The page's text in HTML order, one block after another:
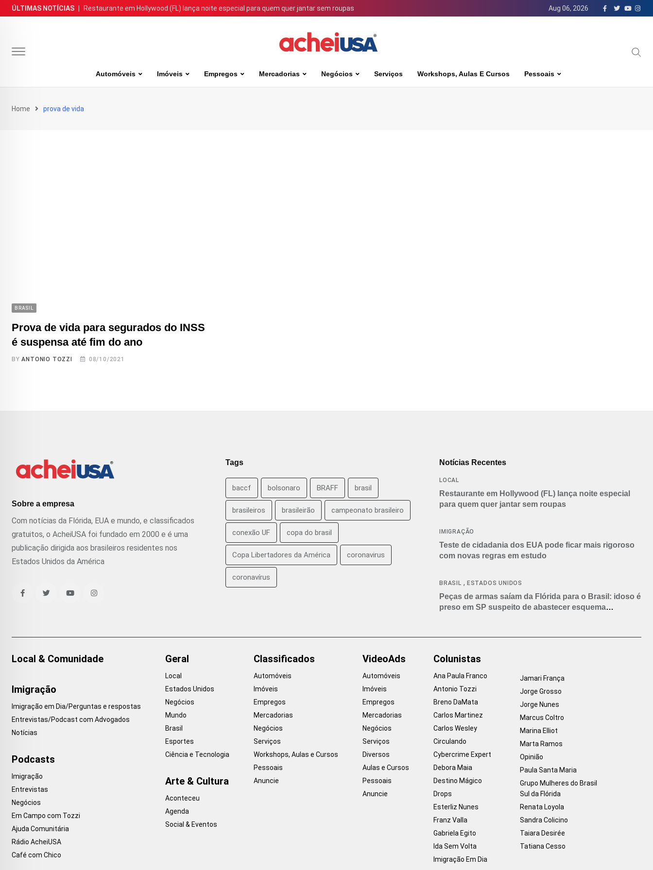
Skip
to
ÚLTIMAS NOTÍCIAS Restaurante em Hollywood (FL) lança noite especial para quem quer jantar sem roupas Aug 06, 2026
Automóveis Imóveis Empregos Mercadorias Negócios Serviços Workshops, Aulas E Cursos Pessoais
Home prova de vida
BRASIL
Prova de vida para segurados do INSS
é suspensa até fim do ano
BYANTONIO TOZZI 08/10/2021
Sobre a empresa
Com notícias da Flórida, EUA e mundo, e classificados
gratuitos, o AcheiUSA foi fundado em 2000 e é uma
publicação dirigida aos brasileiros residentes nos
Estados Unidos da América
Tags
baccf bolsonaro BRAFF brasil
brasileiros brasileirão campeonato brasileiro
conexão UF copa do brasil
Copa Libertadores da América coronavirus
coronavírus
Notícias Recentes
LOCAL
Restaurante em Hollywood (FL) lança noite especial
para quem quer jantar sem roupas
IMIGRAÇÃO
Teste de cidadania dos EUA pode ficar mais rigoroso
com novas regras em estudo
BRASIL , ESTADOS UNIDOS
Peças de armas saíam da Flórida para o Brasil: idoso é
preso em SP suspeito de abastecer esquema
Local & Comunidade
Imigração
Imigração em Dia/Perguntas e respostas
Entrevistas/Podcast com Advogados
Notícias
Podcasts
Imigração
Entrevistas
Negócios
Em Campo com Tozzi
Ajuda Comunitária
Rádio AcheiUSA
Café com Chico
Geral
Local
Estados Unidos
Negócios
Mundo
Brasil
Esportes
Ciência e Tecnologia
Arte & Cultura
Aconteceu
Agenda
Social & Eventos
Classificados
Automóveis
Imóveis
Empregos
Mercadorias
Negócios
Serviços
Workshops, Aulas e Cursos
Pessoais
Anuncie
VideoAds
Automóveis
Imóveis
Empregos
Mercadorias
Negócios
Serviços
Diversos
Aulas e Cursos
Pessoais
Anuncie
Colunistas
Ana Paula Franco
Antonio Tozzi
Breno DaMata
Carlos Martinez
Carlos Wesley
Circulando
Cybercrime Expert
Debora Maia
Destino Mágico
Drops
Esterliz Nunes
Franz Valla
Gabriela Egito
Ida Sem Volta
Imigração Em Dia
Jamari França
Jorge Grosso
Jorge Nunes
Marcus Coltro
Marina Elliot
Marta Ramos
Opinião
Paula Santa Maria
Grupo Mulheres do Brasil
Sul da Flórida
Renata Loyola
Sandra Colicino
Taiara Desirée
Tatiana Cesso